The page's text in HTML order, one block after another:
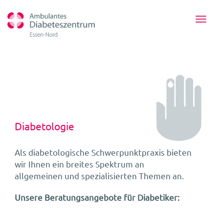
Diabetologie
Als diabetologische Schwerpunktpraxis bieten
wir Ihnen ein breites Spektrum an
allgemeinen und spezialisierten Themen an.
Unsere Beratungsangebote für Diabetiker: